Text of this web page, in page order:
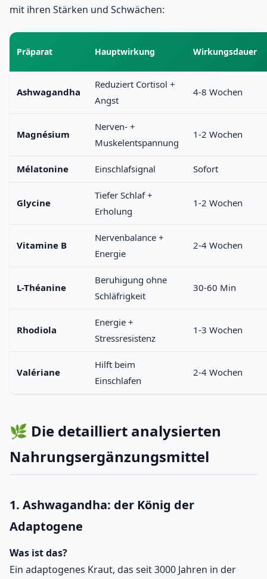
mit ihren Stärken und Schwächen:
Präparat Hauptwirkung Wirkungsdauer
Ashwagandha
Reduziert Cortisol +
Angst
4-8 Wochen
Magnésium
Nerven- +
Muskelentspannung
1-2 Wochen
Mélatonine Einschlafsignal Sofort
Glycine
Tiefer Schlaf +
Erholung
1-2 Wochen
Vitamine B
Nervenbalance +
Energie
2-4 Wochen
L-Théanine
Beruhigung ohne
Schläfrigkeit
30-60 Min
Rhodiola
Energie +
Stressresistenz
1-3 Wochen
Valériane
Hilft beim
Einschlafen
2-4 Wochen
🌿 Die detailliert analysierten
Nahrungsergänzungsmittel
1. Ashwagandha: der König der
Adaptogene
Was ist das?
Ein adaptogenes Kraut, das seit 3000 Jahren in der